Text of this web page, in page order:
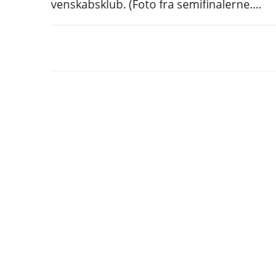
venskabsklub. (Foto fra semifinalerne.…